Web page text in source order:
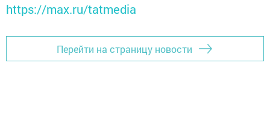
https://max.ru/tatmedia
Перейти на страницу новости